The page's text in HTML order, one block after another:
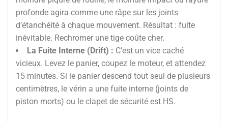
profonde agira comme une râpe sur les joints
d’étanchéité à chaque mouvement. Résultat : fuite
inévitable. Rechromer une tige coûte cher.
La Fuite Interne (Drift) : C’est un vice caché
vicieux. Levez le panier, coupez le moteur, et attendez
15 minutes. Si le panier descend tout seul de plusieurs
centimètres, le vérin a une fuite interne (joints de
piston morts) ou le clapet de sécurité est HS.